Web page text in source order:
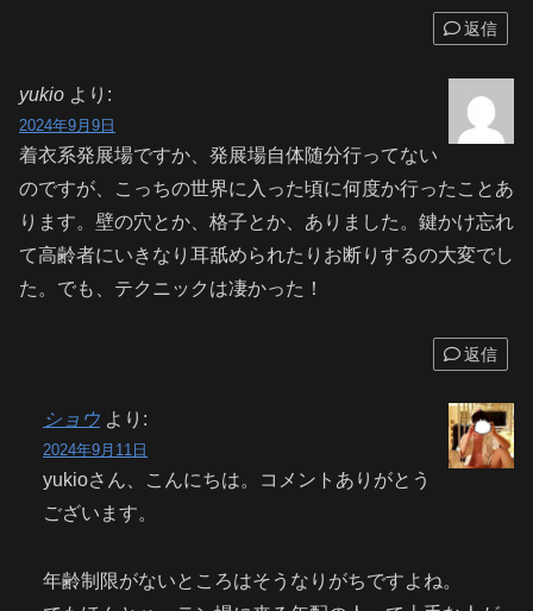
返信
yukio より:
2024年9月9日
着衣系発展場ですか、発展場自体随分行ってない
のですが、こっちの世界に入った頃に何度か行ったことあ
ります。壁の穴とか、格子とか、ありました。鍵かけ忘れ
て高齢者にいきなり耳舐められたりお断りするの大変でし
た。でも、テクニックは凄かった！
返信
ショウ より:
2024年9月11日
yukioさん、こんにちは。コメントありがとう
ございます。
年齢制限がないところはそうなりがちですよね。